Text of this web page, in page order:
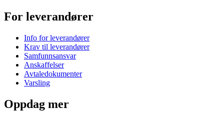
For leverandører
Info for leverandører
Krav til leverandører
Samfunnsansvar
Anskaffelser
Avtaledokumenter
Varsling
Oppdag mer